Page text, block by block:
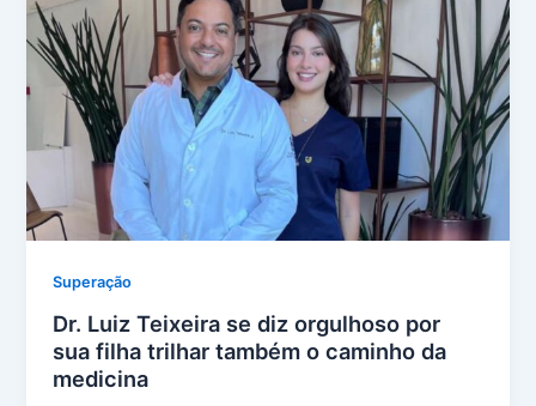
Superação
Dr. Luiz Teixeira se diz orgulhoso por
sua filha trilhar também o caminho da
medicina